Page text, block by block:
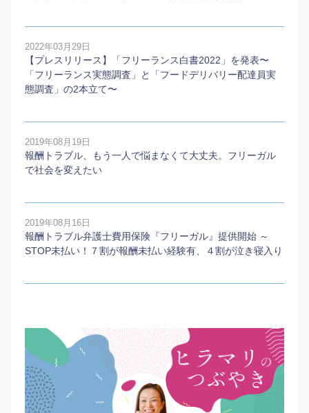
2022年03月29日
【プレスリリース】「フリーランス白書2022」を発表〜
「フリーランス実態調査」と「フードデリバリー配達員実
態調査」の2本⽴て〜
2019年08月19日
報酬トラブル、もう一人で悩まなくて大丈夫。フリーガル
で社会を変えたい
2019年08月16日
報酬トラブル弁護士費用保険『フリーガル』提供開始 ～
STOP未払い！７割が報酬未払い経験有、４割が泣き寝入り